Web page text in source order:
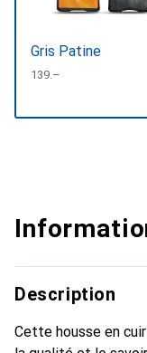
Gris Patine
CHF
139.–
Description
Cette housse en